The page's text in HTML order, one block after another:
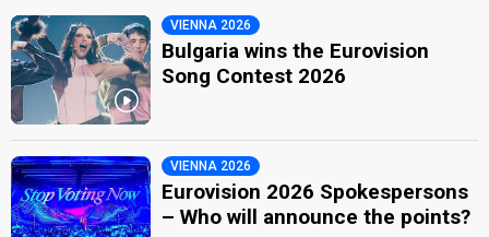
VIENNA 2026
Bulgaria wins the Eurovision
Song Contest 2026
VIENNA 2026
Eurovision 2026 Spokespersons
– Who will announce the points?